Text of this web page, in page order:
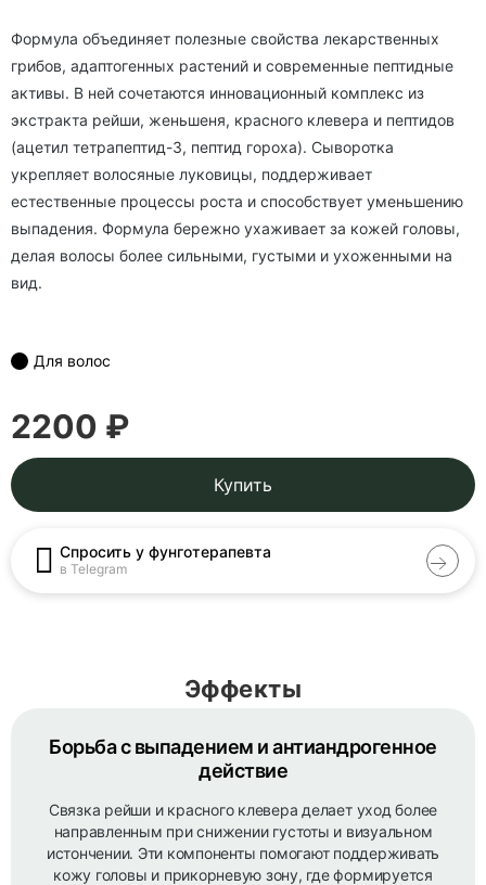
Формула объединяет полезные свойства лекарственных
грибов, адаптогенных растений и современные пептидные
активы. В ней сочетаются инновационный комплекс из
экстракта рейши, женьшеня, красного клевера и пептидов
(ацетил тетрапептид-3, пептид гороха). Сыворотка
укрепляет волосяные луковицы, поддерживает
естественные процессы роста и способствует уменьшению
выпадения. Формула бережно ухаживает за кожей головы,
делая волосы более сильными, густыми и ухоженными на
вид.
Для волос
2200 ₽
Купить
Спросить у фунготерапевта
в Telegram
Эффекты
Борьба с выпадением и антиандрогенное
действие
Связка рейши и красного клевера делает уход более
направленным при снижении густоты и визуальном
истончении. Эти компоненты помогают поддерживать
кожу головы и прикорневую зону, где формируется